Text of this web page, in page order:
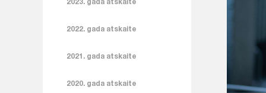
2023. gada atskaite
2022. gada atskaite
2021. gada atskaite
2020. gada atskaite